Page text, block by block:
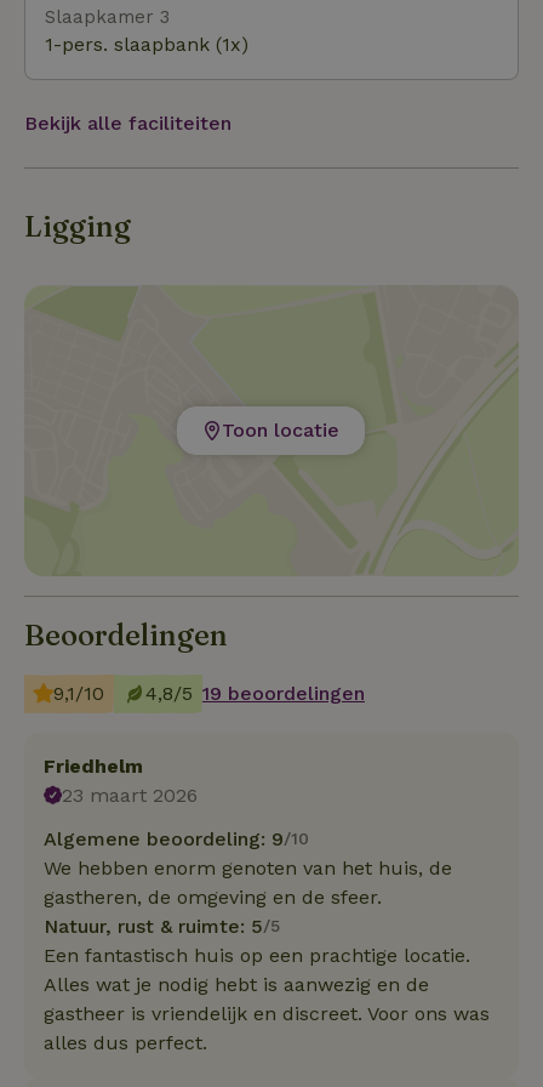
Slaapkamer 3
1-pers. slaapbank (1x)
Bekijk alle faciliteiten
Ligging
Toon locatie
Beoordelingen
9,1/10 4,8/5 19 beoordelingen
Friedhelm
23 maart 2026
Algemene beoordeling: 9/10
We hebben enorm genoten van het huis, de
gastheren, de omgeving en de sfeer.
Natuur, rust & ruimte: 5/5
Een fantastisch huis op een prachtige locatie.
Alles wat je nodig hebt is aanwezig en de
gastheer is vriendelijk en discreet. Voor ons was
alles dus perfect.